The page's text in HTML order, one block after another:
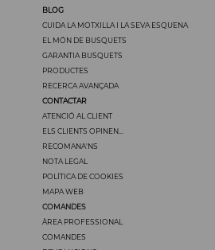
BLOG
CUIDA LA MOTXILLA I LA SEVA ESQUENA
EL MÓN DE BUSQUETS
GARANTIA BUSQUETS
PRODUCTES
RECERCA AVANÇADA
CONTACTAR
ATENCIÓ AL CLIENT
ELS CLIENTS OPINEN...
RECOMANA'NS
NOTA LEGAL
POLÍTICA DE COOKIES
MAPA WEB
COMANDES
ÀREA PROFESSIONAL
COMANDES